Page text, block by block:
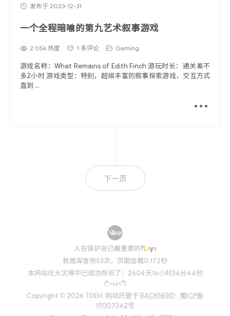
发布于 2023-12-31
一个全程暗喻的第九艺术叙事游戏
2.05k 热度 1 条评论 Gaming
游戏名称：What Remains of Edith Finch 游玩时长：通关差不
多2小时 游戏类型：特别，超级丰富的叙事探索游戏，交互方式
直到 ...
下一页
人在保护nOG.}
数据库查询53次，页面加载0.172秒
本网站在大灾难中已成功存活了：2604天16小时34分45秒
(*>ω<*)
Copyright © 2026 TDEH. 网站托管于 RACKNERD . 蜀ICP备
19007342号